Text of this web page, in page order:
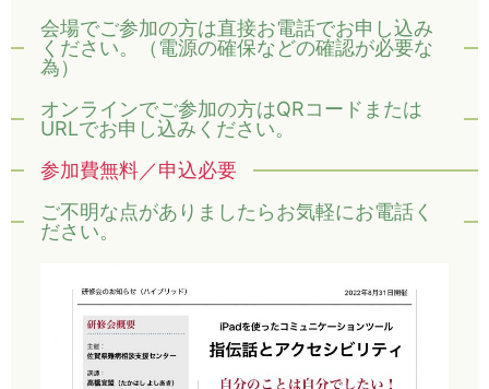
会場でご参加の方は直接お電話でお申し込み
ください。（電源の確保などの確認が必要な
為）
オンラインでご参加の方はQRコードまたは
URLでお申し込みください。
参加費無料／申込必要
ご不明な点がありましたらお気軽にお電話く
ださい。